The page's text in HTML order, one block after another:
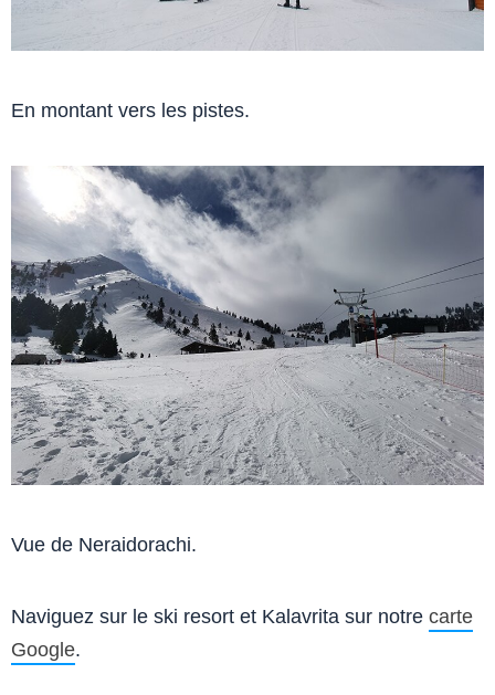
En montant vers les pistes.
Vue de Neraidorachi.
Naviguez sur le ski resort et Kalavrita sur notre carte
Google.